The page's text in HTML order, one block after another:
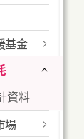
藥
服務
生產
基金
款基金
金
資料
場